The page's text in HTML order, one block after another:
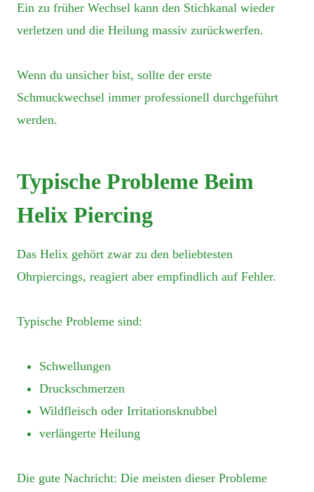
Ein zu früher Wechsel kann den Stichkanal wieder
verletzen und die Heilung massiv zurückwerfen.
Wenn du unsicher bist, sollte der erste
Schmuckwechsel immer professionell durchgeführt
werden.
Typische Probleme Beim
Helix Piercing
Das Helix gehört zwar zu den beliebtesten
Ohrpiercings, reagiert aber empfindlich auf Fehler.
Typische Probleme sind:
Schwellungen
Druckschmerzen
Wildfleisch oder Irritationsknubbel
verlängerte Heilung
Die gute Nachricht: Die meisten dieser Probleme